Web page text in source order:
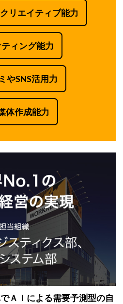
クリエイティブ能力
ィング能力
やSNS活用力
体作成能力
ＡＩによる需要予測型の自